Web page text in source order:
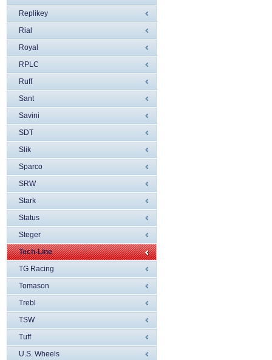
Replikey
Rial
Royal
RPLC
Ruff
Sant
Savini
SDT
Slik
Sparco
SRW
Stark
Status
Steger
Tech-Line
TG Racing
Tomason
Trebl
TSW
Tuff
U.S. Wheels